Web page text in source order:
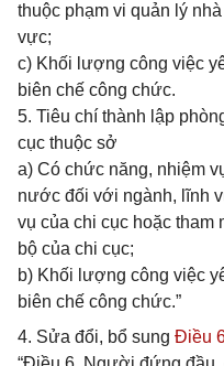
thuộc phạm vi quản lý
vực;
c) Khối lượng công việc
biên chế công chức.
5. Tiêu chí thành lập
cục thuộc sở
a) Có chức năng, nhiệm
nước đối với ngành, lĩnh
vụ của chi cục hoặc tham
bộ của chi cục;
b) Khối lượng công việc
biên chế công chức.”
4. Sửa đổi, bổ sung Điều